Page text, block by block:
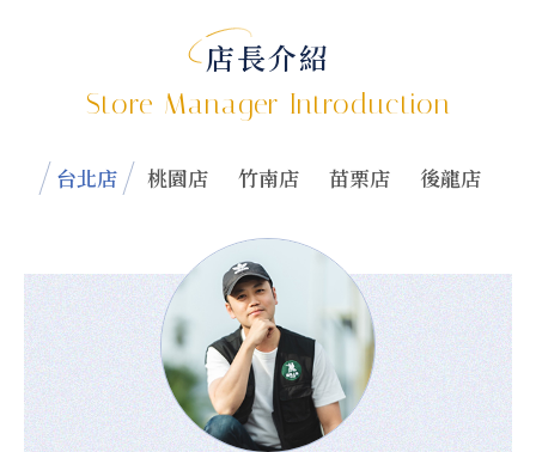
店長介紹
Store Manager Introduction
台北店 桃園店 竹南店 苗栗店 後龍店